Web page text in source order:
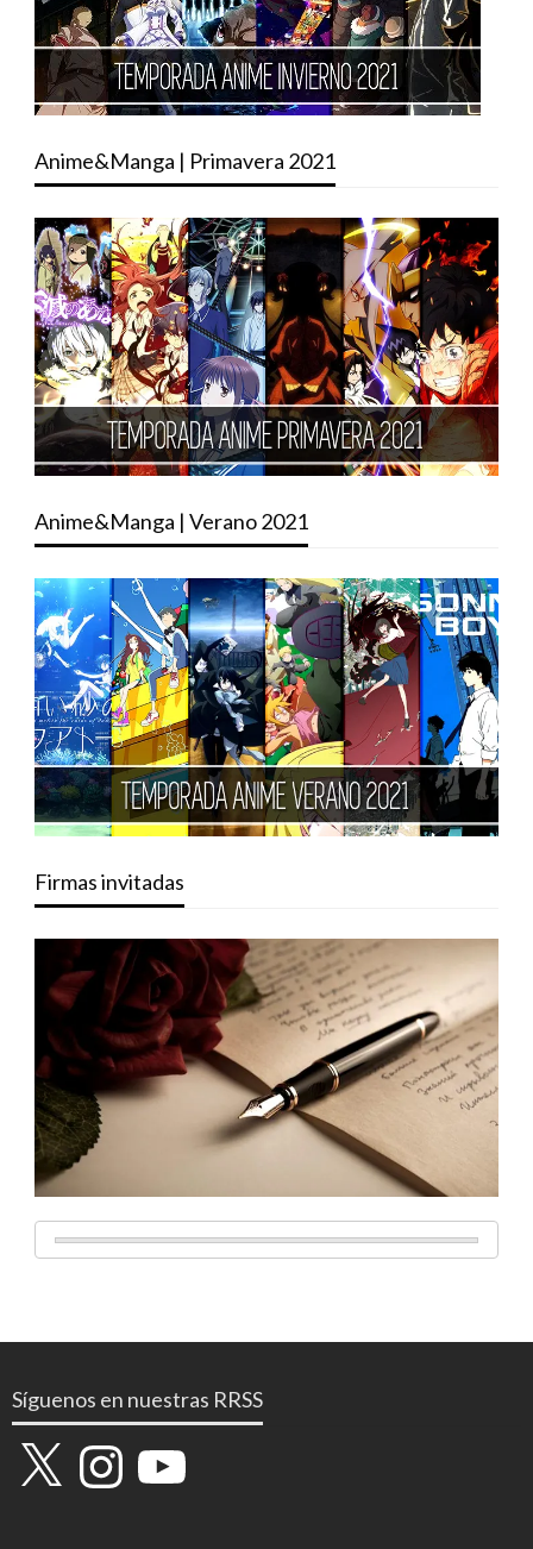
Anime&Manga | Primavera 2021
Anime&Manga | Verano 2021
Firmas invitadas
Síguenos en nuestras RRSS
X InstagramYouTube